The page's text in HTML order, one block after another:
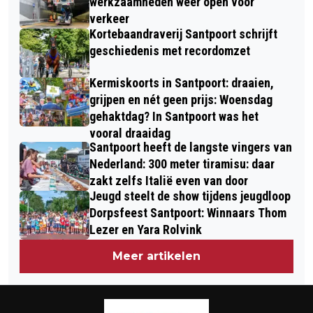
HANDHAVEN IN DE EREDIVISIE”
verkeer
Kortebaandraverij Santpoort schrijft
geschiedenis met recordomzet
Kermiskoorts in Santpoort: draaien,
grijpen en nét geen prijs: Woensdag
gehaktdag? In Santpoort was het
vooral draaidag
Santpoort heeft de langste vingers van
Nederland: 300 meter tiramisu: daar
zakt zelfs Italië even van door
Jeugd steelt de show tijdens jeugdloop
Dorpsfeest Santpoort: Winnaars Thom
Lezer en Yara Rolvink
Meer artikelen